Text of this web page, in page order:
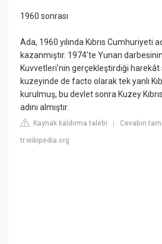
1960 sonrası
Ada, 1960 yılında Kıbrıs Cumhuriyeti
kazanmıştır. 1974'te Yunan
Kuvvetleri'nin gerçekleştirdiği harekât
kuzeyinde de facto olarak tek yanlı
kurulmuş, bu devlet sonra Kuzey
adını almıştır.
Kaynak kaldırma talebi |Cevabın
tr.wikipedia.org